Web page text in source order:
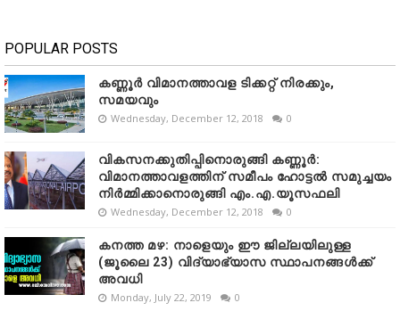
POPULAR POSTS
കണ്ണൂർ വിമാനത്താവള ടിക്കറ്റ് നിരക്കും,
സമയവും
Wednesday, December 12, 2018 0
വികസനക്കുതിപ്പിനൊരുങ്ങി കണ്ണൂർ:
വിമാനത്താവളത്തിന് സമീപം ഹോട്ടൽ സമുച്ചയം
നിർമ്മിക്കാനൊരുങ്ങി എം.എ.യൂസഫലി
Wednesday, December 12, 2018 0
കനത്ത മഴ: നാളെയും ഈ ജില്ലയിലുള്ള
(ജൂലൈ 23) വിദ്യാഭ്യാസ സ്ഥാപനങ്ങൾക്ക്
അവധി
Monday, July 22, 2019 0